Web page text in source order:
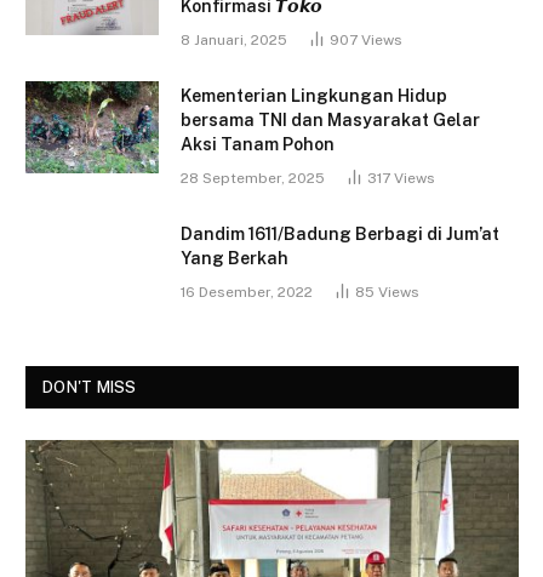
Konfirmasi 𝙏𝙤𝙠𝙤
8 Januari, 2025 907 Views
Kementerian Lingkungan Hidup
bersama TNI dan Masyarakat Gelar
Aksi Tanam Pohon
28 September, 2025 317 Views
Dandim 1611/Badung Berbagi di Jum’at
Yang Berkah
16 Desember, 2022 85 Views
DON'T MISS